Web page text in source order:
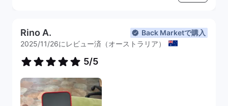
Rino A.
Back Marketで購入
2025/11/26にレビュー済（オーストラリア）
5/5